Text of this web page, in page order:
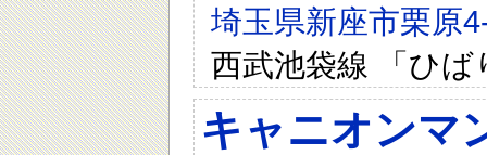
埼玉県新座市栗原
西武池袋線 「ひ
キャニオンマ